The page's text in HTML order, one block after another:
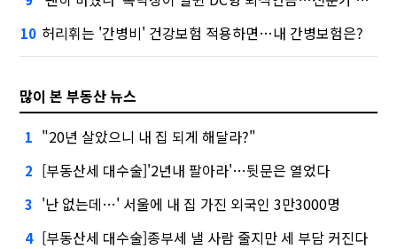
10 허리휘는 '간병비' 건강보험 적용하면…내 간병보험은?
많이 본 부동산 뉴스
1 "20년 살았으니 내 집 되게 해달라?"
2 [부동산세 대수술]'2년내 팔아라'…뒷문은 열었다
3 '난 없는데…' 서울에 내 집 가진 외국인 3만3000명
4 [부동산세 대수술]종부세 낼 사람 줄지만 세 부담 커진다